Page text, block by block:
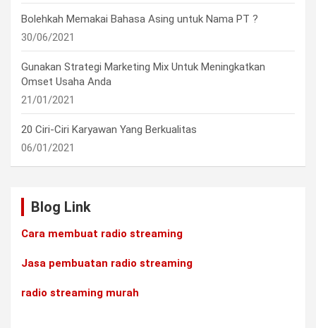
Bolehkah Memakai Bahasa Asing untuk Nama PT ?
30/06/2021
Gunakan Strategi Marketing Mix Untuk Meningkatkan
Omset Usaha Anda
21/01/2021
20 Ciri-Ciri Karyawan Yang Berkualitas
06/01/2021
Blog Link
Cara membuat radio streaming
Jasa pembuatan radio streaming
radio streaming murah